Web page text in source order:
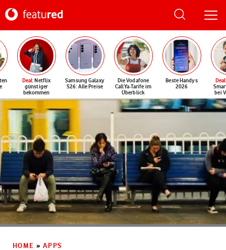
Deal: Netflix
günstiger
bekommen
Samsung Galaxy
S26: Alle Preise
Die Vodafone
CallYa-Tarife im
Überblick
Beste Handys
2026
Deal
bei
HOME » APPS